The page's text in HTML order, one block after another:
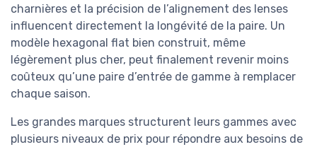
charnières et la précision de l’alignement des lenses
influencent directement la longévité de la paire. Un
modèle hexagonal flat bien construit, même
légèrement plus cher, peut finalement revenir moins
coûteux qu’une paire d’entrée de gamme à remplacer
chaque saison.
Les grandes marques structurent leurs gammes avec
plusieurs niveaux de prix pour répondre aux besoins de